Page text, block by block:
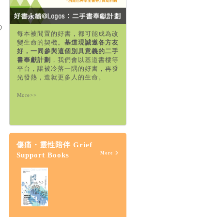
每本被閒置的好書，都可能成為改
變生命的契機。 基道現誠邀各方友
好，一同參與這個別具意義的二手
書奉獻計劃 ，我們會以基道書樓等
平台，讓被冷落一隅的好書，再發
光發熱，造就更多人的生命。
More>>
傷痛・靈性陪伴 Grief
Support Books
More